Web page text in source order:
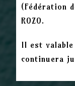
(Fédération
ROZO.
Il est
continuera